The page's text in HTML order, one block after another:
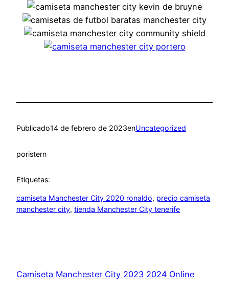
Publicado14 de febrero de 2023enUncategorized
poristern
Etiquetas:
camiseta Manchester City 2020 ronaldo, precio camiseta
manchester city, tienda Manchester City tenerife
Camiseta Manchester City 2023 2024 Online